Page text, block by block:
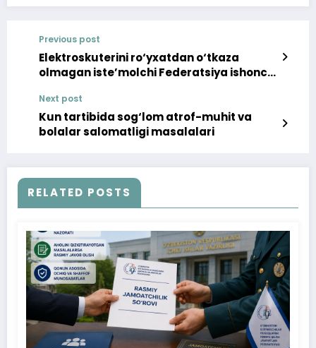
Previous post
Elektroskuterini ro‘yxatdan o‘tkaza
olmagan iste’molchi Federatsiya ishonch
Next post
Kun tartibida sog‘lom atrof-muhit va
bolalar salomatligi masalalari
RELATED POSTS